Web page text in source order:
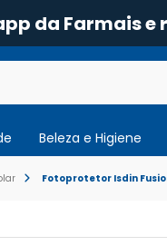
da Farmais
Beleza e Higiene
Fotoprotetor Isdin